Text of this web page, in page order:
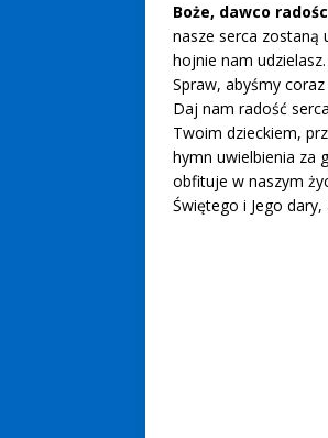
Boże, dawco
nasze serca
hojnie nam
Spraw, abyśmy
Daj nam radość
Twoim dzieckiem,
hymn uwielbienia za
obfituje w naszym
Świętego i Jego